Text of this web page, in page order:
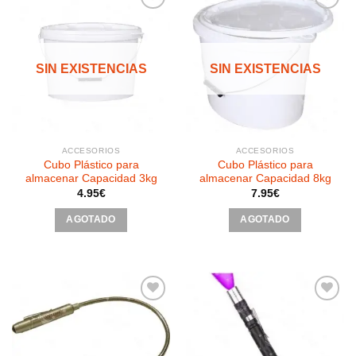
lista de
SIN EXISTENCIAS
ACCESORIOS
Cubo Plástico para
almacenar Capacidad 3kg
4.95€
AGOTADO
lista de
SIN EXISTENCIAS
ACCESORIOS
Cubo Plástico para
almacenar Capacidad 8kg
7.95€
AGOTADO